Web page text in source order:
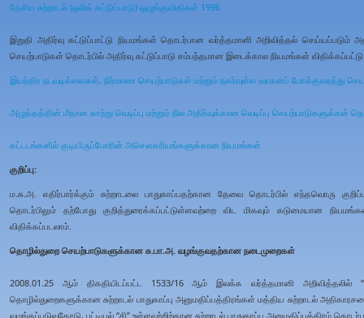
தேசிய சுற்றாடல் (ஒலிக் கட்டுப்பாடு) ஒழுங்குவிதிகள் 1996
இறுதி அதிர்வு கட்டுப்பாட்டு நியமங்கள் தொடர்பான வர்த்தமானி அறிவித்தல் செய்யப்படும்
செயற்பாடுகள் தொடர்பில் அதிர்வு கட்டுப்பாடு சம்பந்தமான இடைக்கால நியமங்கள்
இயந்திர நடவடிக்கைகள், நிர்மாண செயற்பாடுகள் மற்றும் நகர்வுள்ள வாகனப் போக்குவரத்து
அழுத்தத்தின் மீதான காற்று வெடிப்பு மற்றும் நில அதிர்வுக்கான வெடிப்பு
கட்டடங்களில் குடியிருப்போரின் அசௌகரியங்களுக்கான நியமங்கள்
குறிப்பு:
ம.சு.அ. எதிர்பார்க்கும் சுற்றாடலை பாதுகாப்பதற்கான தேவை தொடர்பில் எந்தவொரு
தொடர்பிலும் தற்போது குறித்துரைக்கப்பட்டுள்ளவற்றை விட மிகவும் கடுமையான
விதிக்கப்படலாம்.
தொழில்துறை செயற்பாடுகளுக்கான சு.பா.அ. வழங்குவதற்கான நடைமுறைகள்
2008.01.25 ஆம் திகதியிடப்பட்ட 1533/16 ஆம் இலக்க வர்த்தமானி அறிவித்தலில்
தொழில்துறைகளுக்கான சுற்றாடல் பாதுகாப்பு அனுமதிப்பத்திரங்கள் மத்திய சுற்றாடல்
வழங்கப்படுவதோடு, பட்டியல் “சி” உள்ளவற்றிற்கான சுற்றாடல் பாதுகாப்பு அனுமதிப்பத்திரம்